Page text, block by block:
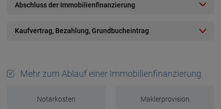
Abschluss der Immobilienfinanzierung
Kaufvertrag, Bezahlung, Grundbucheintrag
Mehr zum Ablauf einer Immobilienfinanzierung
Notarkosten Maklerprovision